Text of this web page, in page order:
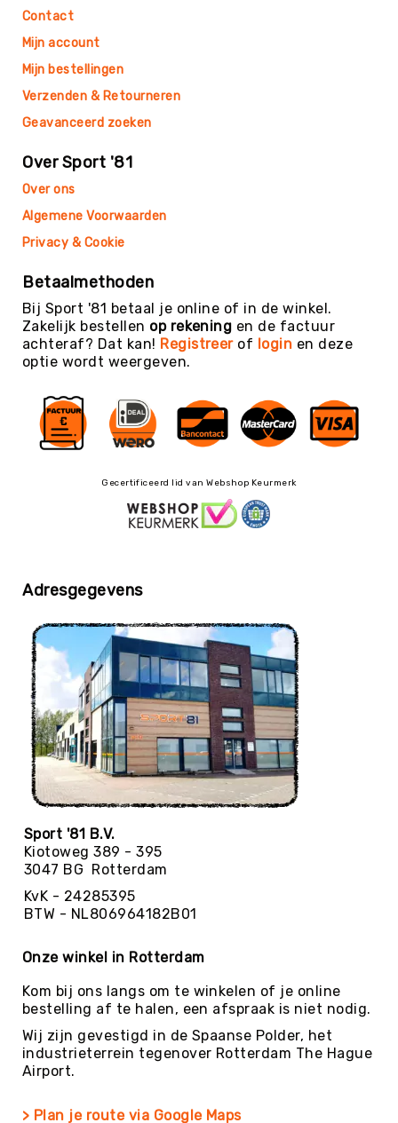
Trendsporten
Turnen
Gymnastiek
Vechtsport
Zelfverdediging
Volleybal
Waterpolo
Yoga
&
Meditatie
Yogamatten
Yoga
Bolsters
Yoga
Accessoires
KinderYoga
Pakketten
Zaalvoetbal
Zaalvoetballen
Zeskamp
Zwemmen
BALLEN
Sportballen
American
Football
Basketballen
Beachvolleyballen
Floorball
Handballen
Hockeyballen
Honkballen
Softballen
Korfballen
Rugbyballen
Tennisballen
Voetballen
Speelballen
Contact
Mijn account
Mijn bestellingen
Verzenden & Retourneren
Geavanceerd zoeken
Over Sport '81
Over ons
Algemene Voorwaarden
Privacy & Cookie
Betaalmethoden
Bij Sport '81 betaal je online of in de winkel.
Zakelijk bestellen op rekening en de factuur
achteraf? Dat kan! Registreerof login en deze
optie wordt weergeven.
Gecertificeerd lid van Webshop Keurmerk
Adresgegevens
Sport '81 B.V.
Kiotoweg 389 - 395
3047 BG Rotterdam
KvK - 24285395
BTW - NL806964182B01
Onze winkel in Rotterdam
Kom bij ons langs om te winkelen of je online
bestelling af te halen, een afspraak is niet nodig.
Wij zijn gevestigd in de Spaanse Polder, het
industrieterrein tegenover Rotterdam The Hague
Airport.
> Plan je route via Google Maps